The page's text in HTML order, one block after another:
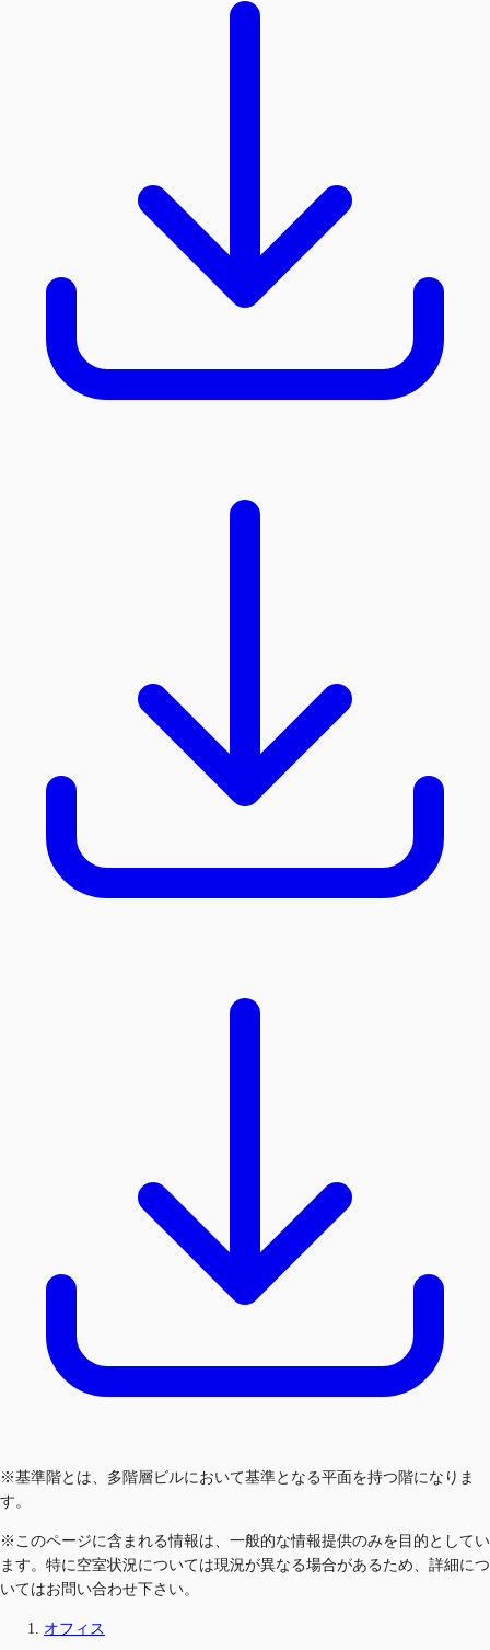
※基準階とは、多階層ビルにおいて基準となる平面を持つ階になりま
す。
※このページに含まれる情報は、一般的な情報提供のみを目的としてい
ます。特に空室状況については現況が異なる場合があるため、詳細につ
いてはお問い合わせ下さい。
オフィス